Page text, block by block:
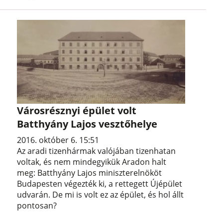
Városrésznyi épület volt
Batthyány Lajos vesztőhelye
2016. október 6. 15:51
Az aradi tizenhármak valójában tizenhatan
voltak, és nem mindegyikük Aradon halt
meg: Batthyány Lajos miniszterelnököt
Budapesten végezték ki, a rettegett Újépület
udvarán. De mi is volt ez az épület, és hol állt
pontosan?